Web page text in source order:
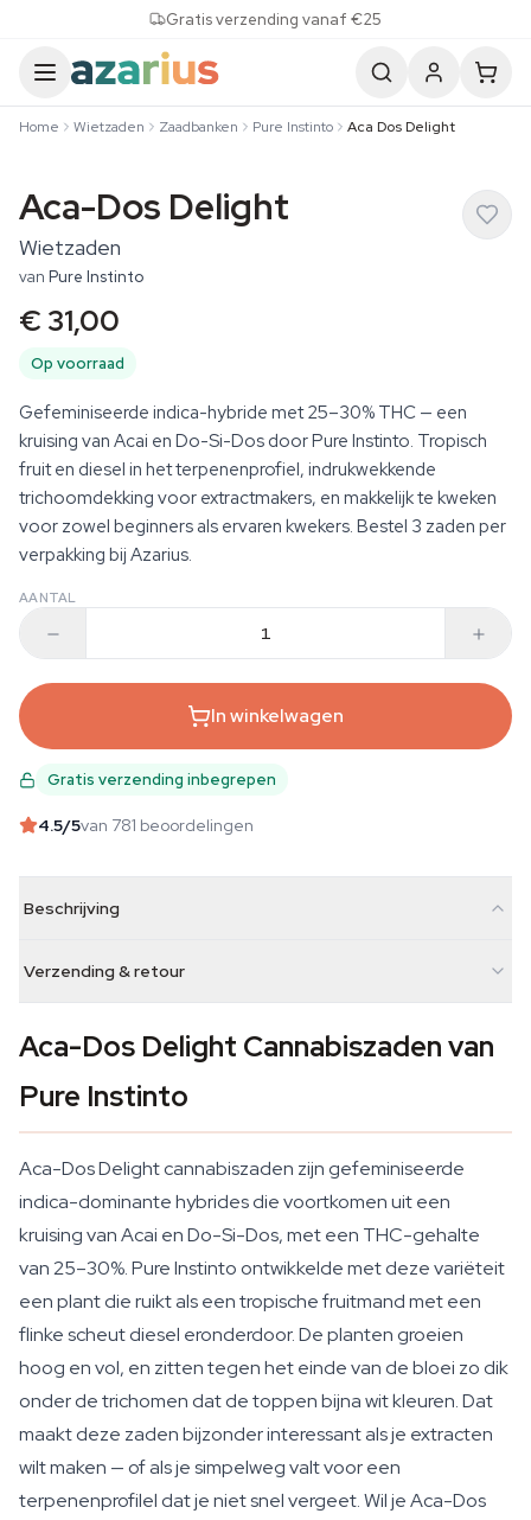
Gratis verzending vanaf €25
Home Wietzaden Zaadbanken Pure Instinto Aca Dos Delight
Aca-Dos Delight
Wietzaden
van Pure Instinto
€ 31,00
Op voorraad
Gefeminiseerde indica-hybride met 25–30% THC — een
kruising van Acai en Do-Si-Dos door Pure Instinto. Tropisch
fruit en diesel in het terpenenprofiel, indrukwekkende
trichoomdekking voor extractmakers, en makkelijk te kweken
voor zowel beginners als ervaren kwekers. Bestel 3 zaden per
verpakking bij Azarius.
AANTAL
In winkelwagen
Gratis verzending inbegrepen
4.5/5van 781 beoordelingen
Beschrijving
Verzending & retour
Aca-Dos Delight Cannabiszaden van
Pure Instinto
Aca-Dos Delight cannabiszaden zijn gefeminiseerde
indica-dominante hybrides die voortkomen uit een
kruising van Acai en Do-Si-Dos, met een THC-gehalte
van 25–30%. Pure Instinto ontwikkelde met deze variëteit
een plant die ruikt als een tropische fruitmand met een
flinke scheut diesel eronderdoor. De planten groeien
hoog en vol, en zitten tegen het einde van de bloei zo dik
onder de trichomen dat de toppen bijna wit kleuren. Dat
maakt deze zaden bijzonder interessant als je extracten
wilt maken — of als je simpelweg valt voor een
terpenenprofilel dat je niet snel vergeet. Wil je Aca-Dos